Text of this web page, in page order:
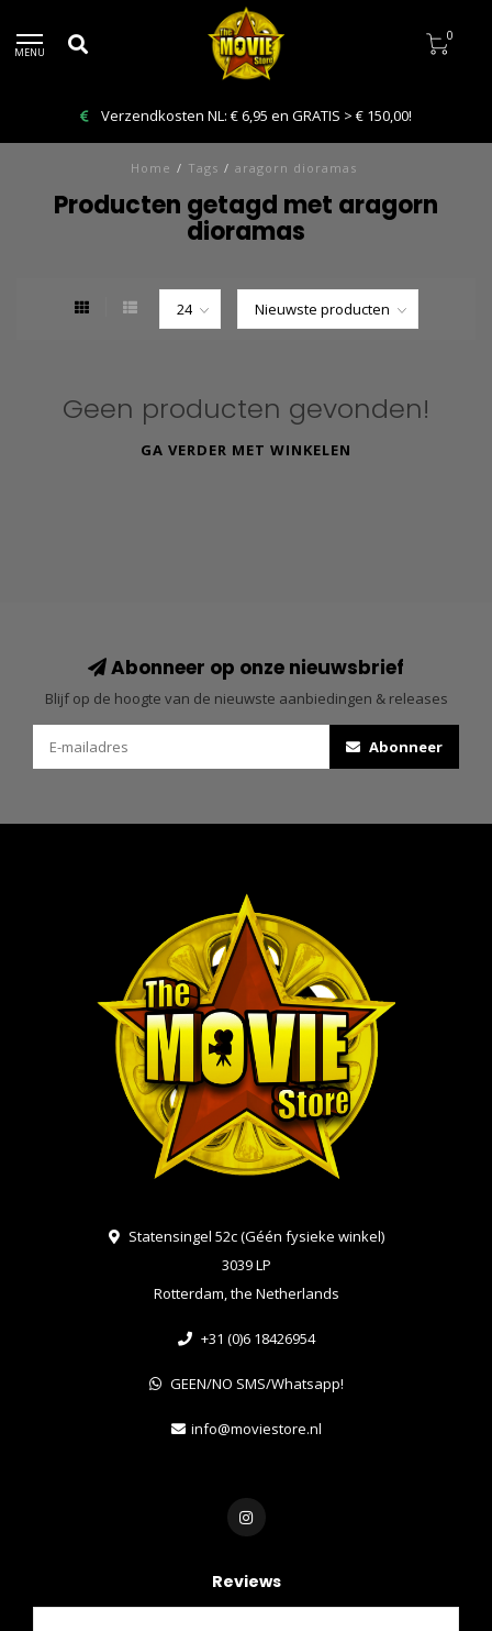
MENU
0
Verzendkosten NL: € 6,95 en GRATIS > € 150,00!
Home / Tags / aragorn dioramas
Producten getagd met aragorn
dioramas
Geen producten gevonden!
GA VERDER MET WINKELEN
Abonneer op onze nieuwsbrief
Blijf op de hoogte van de nieuwste aanbiedingen & releases
Abonneer
Statensingel 52c (Géén fysieke winkel)
3039 LP
Rotterdam, the Netherlands
+31 (0)6 18426954
GEEN/NO SMS/Whatsapp!
info@moviestore.nl
Reviews